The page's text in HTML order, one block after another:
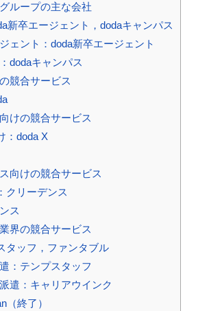
ループの主な会社
新卒エージェント，dodaキャンパス
ェント：doda新卒エージェント
dodaキャンパス
競合サービス
けの競合サービス
：doda X
向けの競合サービス
クリーデンス
ス
界の競合サービス
タッフ，ファンタブル
：テンプスタッフ
遣：キャリアウインク
（終了）